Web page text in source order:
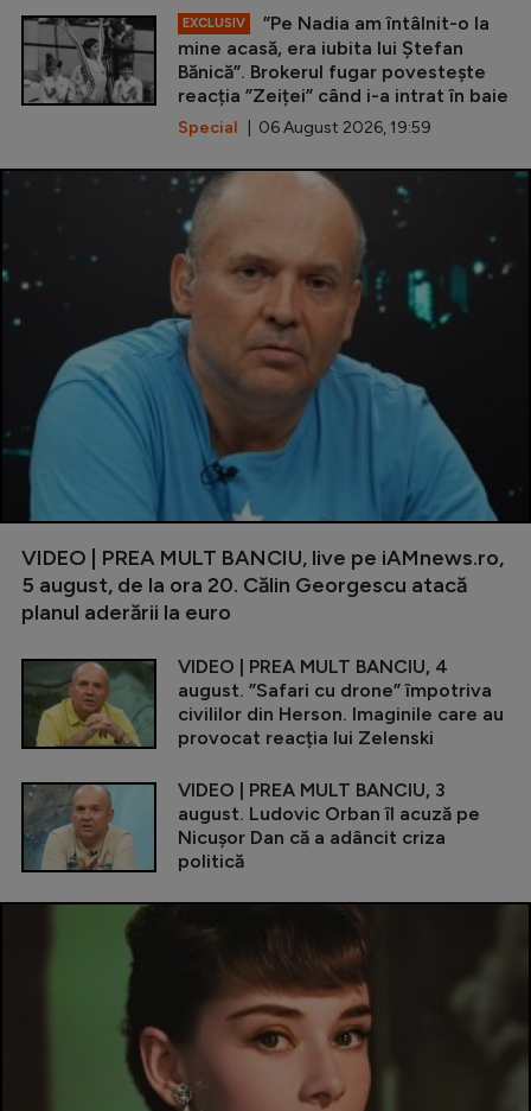
EXCLUSIV
”Pe Nadia am întâlnit-o la
mine acasă, era iubita lui Ștefan
Bănică”. Brokerul fugar povestește
reacția ”Zeiței” când i-a intrat în baie
Special | 06 August 2026, 19:59
VIDEO | PREA MULT BANCIU, live pe iAMnews.ro,
5 august, de la ora 20. Călin Georgescu atacă
planul aderării la euro
VIDEO | PREA MULT BANCIU, 4
august. ”Safari cu drone” împotriva
civililor din Herson. Imaginile care au
provocat reacția lui Zelenski
VIDEO | PREA MULT BANCIU, 3
august. Ludovic Orban îl acuză pe
Nicușor Dan că a adâncit criza
politică